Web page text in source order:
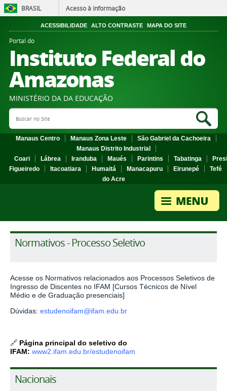
BRASIL Acesso à informação
ACESSIBILIDADE ALTO CONTRASTE MAPA DO SITE
Portal do
Instituto Federal do
Amazonas
MINISTÉRIO DA DA EDUCAÇÃO
Search Site
Manaus Centro Manaus Zona Leste
São Gabriel da Cachoeira
Manaus Distrito Industrial
Coari
Lábrea Iranduba Maués Parintins Tabatinga
Figueiredo
Itacoatiara Humaitá Manacapuru Eirunepé
Tefé
do Acre
Normativos - Processo Seletivo
Acesse os Normativos relacionados aos Processos Seletivos de
Ingresso de Discentes no IFAM [Cursos Técnicos de Nível
Médio e de Graduação presenciais]
Dúvidas: estudenoifam@ifam.edu.br
🔗 Página principal do seletivo do
IFAM: www2.ifam.edu.br/estudenoifam
Nacionais